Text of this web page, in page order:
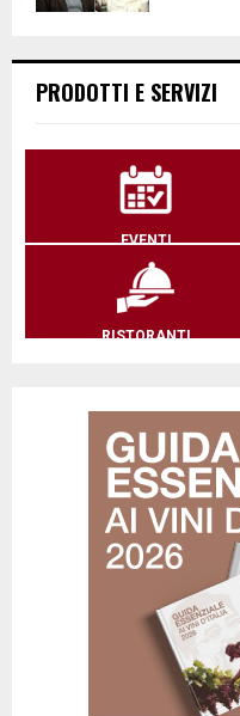
PRODOTTI E SERVIZI
EVENTI
RISTORANTI